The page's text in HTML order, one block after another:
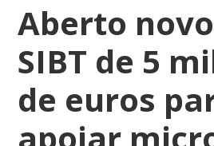
Aberto
SIBT de 5
de euros